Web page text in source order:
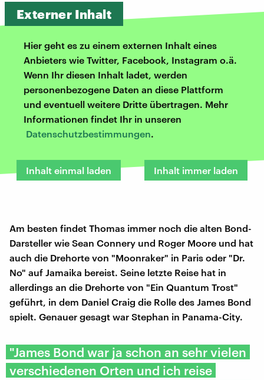
Externer Inhalt
Hier geht es zu einem externen Inhalt eines
Anbieters wie Twitter, Facebook, Instagram o.ä.
Wenn Ihr diesen Inhalt ladet, werden
personenbezogene Daten an diese Plattform
und eventuell weitere Dritte übertragen. Mehr
Informationen findet Ihr in unseren
Datenschutzbestimmungen.
Inhalt einmal laden Inhalt immer laden
Am besten findet Thomas immer noch die alten Bond-
Darsteller wie Sean Connery und Roger Moore und hat
auch die Drehorte von "Moonraker" in Paris oder "Dr.
No" auf Jamaika bereist. Seine letzte Reise hat in
allerdings an die Drehorte von "Ein Quantum Trost"
geführt, in dem Daniel Craig die Rolle des James Bond
spielt. Genauer gesagt war Stephan in Panama-City.
"James Bond war ja schon an sehr vielen
verschiedenen Orten und ich reise